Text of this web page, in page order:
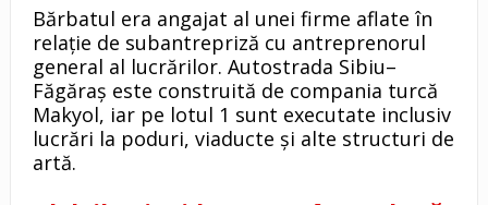
Bărbatul era angajat al unei firme aflate în
relație de subantrepriză cu antreprenorul
general al lucrărilor. Autostrada Sibiu–
Făgăraș este construită de compania turcă
Makyol, iar pe lotul 1 sunt executate inclusiv
lucrări la poduri, viaducte și alte structuri de
artă.